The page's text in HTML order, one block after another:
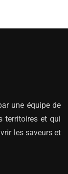
une équipe de
territoires et qui
les saveurs et